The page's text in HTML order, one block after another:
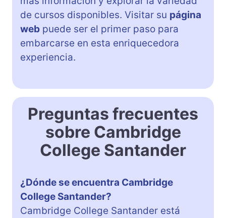
de cursos disponibles. Visitar su página
web puede ser el primer paso para
embarcarse en esta enriquecedora
experiencia.
Preguntas frecuentes
sobre Cambridge
College Santander
¿Dónde se encuentra Cambridge
College Santander?
Cambridge College Santander está